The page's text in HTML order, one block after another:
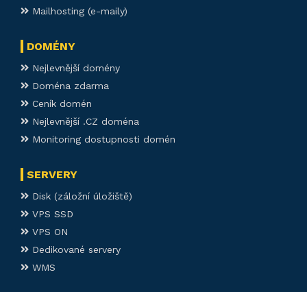
Mailhosting (e-maily)
DOMÉNY
Nejlevnější domény
Doména zdarma
Ceník domén
Nejlevnější .CZ doména
Monitoring dostupnosti domén
SERVERY
Disk (záložní úložiště)
VPS SSD
VPS ON
Dedikované servery
WMS